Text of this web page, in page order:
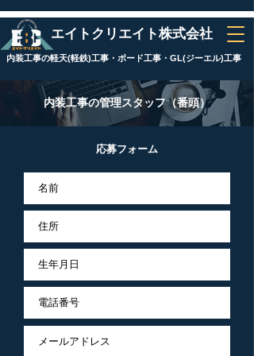
内装工事の軽天(軽鉄)工事・ボード工事・GL(ジーエル)工事
エイトクリエイト株式会社
内装工事の管理スタッフ（番頭）
応募フォーム